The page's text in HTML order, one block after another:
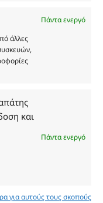
Πάντα ενεργό
άλλες
και
Πάντα ενεργό
για αυτούς τους σκοπούς